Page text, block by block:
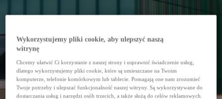
Wykorzystujemy pliki cookie, aby ulepszyć naszą
witrynę
Chcemy ułatwić Ci korzystanie z naszej strony i usprawnić świadczenie usług,
dlatego wykorzystujemy pliki cookie, które są umieszczane na Twoim
komputerze, telefonie komórkowym lub tablecie. Pomagają one nam zrozumieć
Twoje potrzeby i ulepszać funkcjonalność naszej witryny. Są wykorzystywane do
dostarczania usług i narzędzi osób trzecich, a także służą do celów reklamowych.